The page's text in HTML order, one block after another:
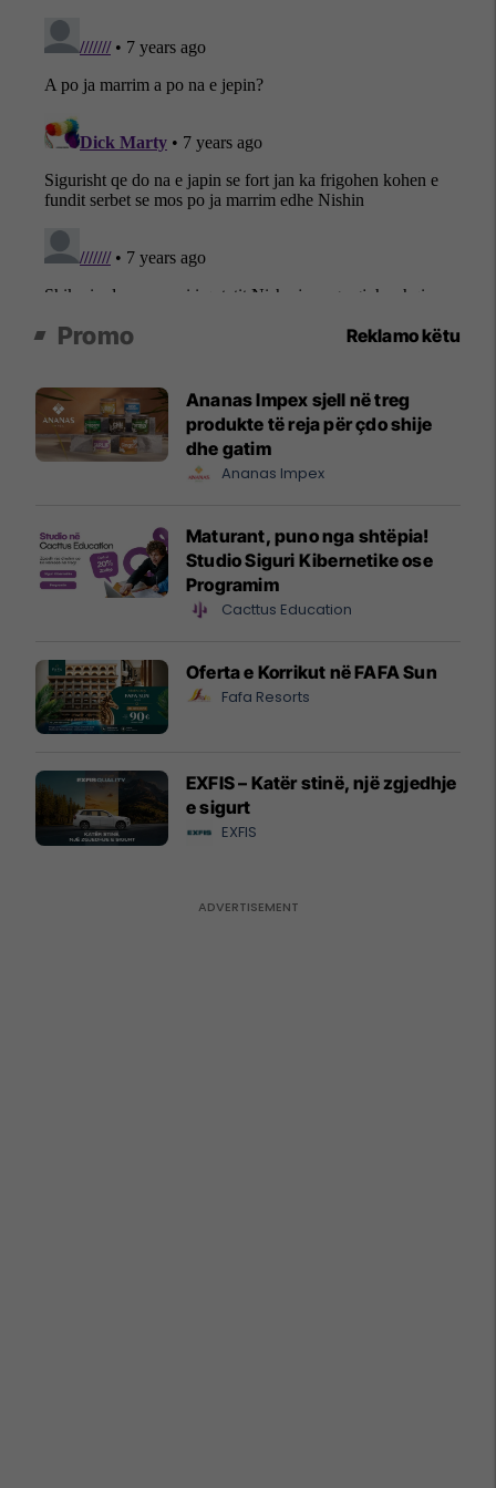
Promo Reklamo këtu
Ananas Impex sjell në treg
produkte të reja për çdo shije
dhe gatim
Ananas Impex
Maturant, puno nga shtëpia!
Studio Siguri Kibernetike ose
Programim
Cacttus Education
Oferta e Korrikut në FAFA Sun
Fafa Resorts
EXFIS – Katër stinë, një zgjedhje
e sigurt
EXFIS